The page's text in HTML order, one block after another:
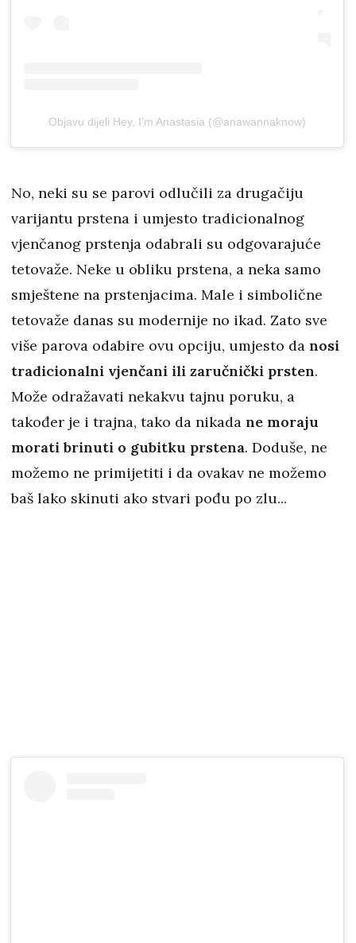
Objavu dijeli Hey, I’m Anastasia (@anawannaknow)
No, neki su se parovi odlučili za drugačiju
varijantu prstena i umjesto tradicionalnog
vjenčanog prstenja odabrali su odgovarajuće
tetovaže. Neke u obliku prstena, a neka samo
smještene na prstenjacima. Male i simbolične
tetovaže danas su modernije no ikad. Zato sve
više parova odabire ovu opciju, umjesto da nosi
tradicionalni vjenčani ili zaručnički prsten.
Može odražavati nekakvu tajnu poruku, a
također je i trajna, tako da nikada ne moraju
morati brinuti o gubitku prstena. Doduše, ne
možemo ne primijetiti i da ovakav ne možemo
baš lako skinuti ako stvari pođu po zlu...